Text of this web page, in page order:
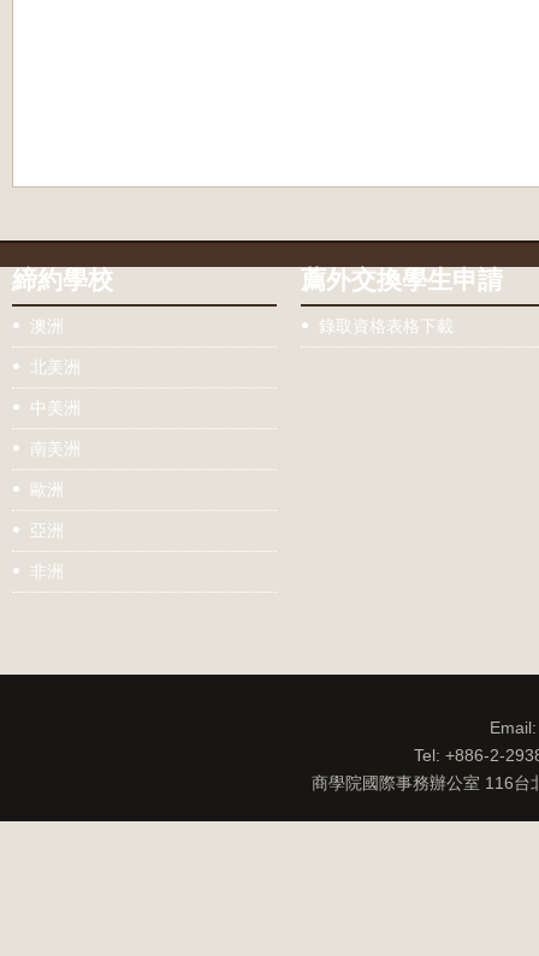
締約學校
澳洲
北美洲
中美洲
南美洲
歐洲
亞洲
非洲
薦外交換學生申請
錄取資格表格下載
Tel: +886-2-
商學院國際事務辦公室 116台